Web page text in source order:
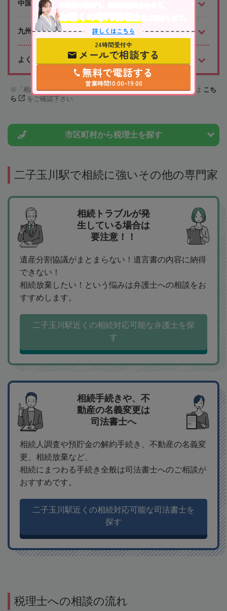
中国・四国
九州・沖縄
よく検索されるエリア
「相続会議税理士検索サービス」への掲載を希望される場合は こち
ら
をご確認下さい
市区町村から税理士を探す
二子玉川駅で相続に強いその他の専門家
相続トラブルが発
生している場合は
要注意！！
遺産分割協議がまとまらない！遺言書の内容に納得
できない！
相続放棄したい！という悩みは弁護士への相談をお
すすめします。
二子玉川駅近くの相続対応可能な弁護士を探
す
相続手続きや、不
動産の名義変更は
司法書士へ
相続人調査や預貯金の解約手続き、不動産の名義変
更、相続放棄など、
相続にまつわる手続き全般は司法書士へのご相談が
おすすめです。
二子玉川駅近くの相続対応可能な司法書士を
探す
税理士への相談の流れ
不動産や株式等、相続資産に合わせて、
お近くの専門税理士
をご紹介します。
詳しくはこちら
24時間受付中
メールで相談する
無料で電話する
営業時間10:00~19:00